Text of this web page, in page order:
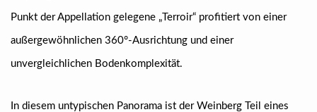
Punkt der Appellation gelegene „Terroir“ profitiert von einer
außergewöhnlichen 360°-Ausrichtung und einer
unvergleichlichen Bodenkomplexität.
In diesem untypischen Panorama ist der Weinberg Teil eines